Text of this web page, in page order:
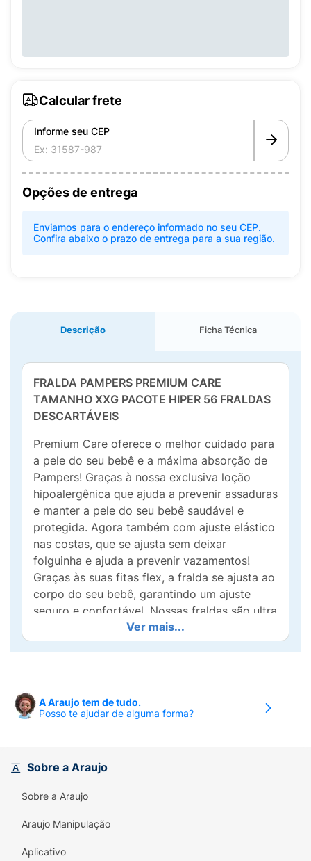
Calcular frete
Informe seu CEP
Opções de entrega
Enviamos para o endereço informado no seu CEP.
Confira abaixo o prazo de entrega para a sua região.
Descrição Ficha Técnica
FRALDA PAMPERS PREMIUM CARE
TAMANHO XXG PACOTE HIPER 56 FRALDAS
DESCARTÁVEIS
Premium Care oferece o melhor cuidado para
a pele do seu bebê e a máxima absorção de
Pampers! Graças à nossa exclusiva loção
hipoalergênica que ajuda a prevenir assaduras
e manter a pele do seu bebê saudável e
protegida. Agora também com ajuste elástico
nas costas, que se ajusta sem deixar
folguinha e ajuda a prevenir vazamentos!
Graças às suas fitas flex, a fralda se ajusta ao
corpo do seu bebê, garantindo um ajuste
seguro e confortável. Nossas fraldas são ultra
suaves e respiráveis, proporcionando
conforto e frescor ao seu bebê durante todo
• Máxima absorção de Pampers
• Novo ajuste elástico nas costas, ajusta sem
deixar folguinha
• Ultra suave para ajudar a proteger a pele
Ver mais...
A Araujo tem de tudo.
Posso te ajudar de alguma forma?
Sobre a Araujo
Sobre a Araujo
Araujo Manipulação
Aplicativo